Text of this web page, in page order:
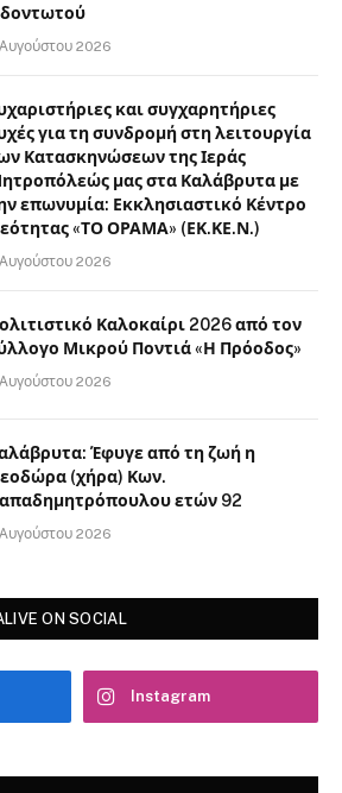
2026
και συγχαρητήριες
για τη συνδρομή στη λειτουργία
Κατασκηνώσεων της Ιεράς
μας στα Καλάβρυτα με
επωνυμία: Εκκλησιαστικό Κέντρο
«ΤΟ ΟΡΑΜΑ» (ΕΚ.ΚΕ.Ν.)
2026
Καλοκαίρι 2026 από τον
Μικρού Ποντιά «Η Πρόοδος»
2026
Έφυγε από τη ζωή η
(χήρα) Κων.
ετών 92
2026
ON SOCIAL
Instagram